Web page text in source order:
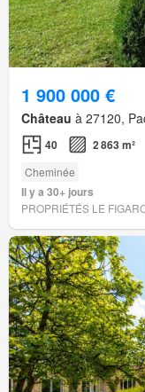
1 900 000 €
Château à 27120,
40 2 863 m²
Cheminée
Il y a 30+ jours
PROPRIÉTÉS LE